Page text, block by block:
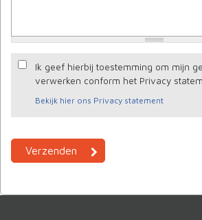
Ik geef hierbij toestemming om mijn
verwerken conform het Privacy
Bekijk hier ons Privacy statement